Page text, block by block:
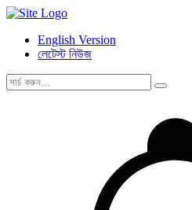
English Version
লেটেস্ট নিউজ